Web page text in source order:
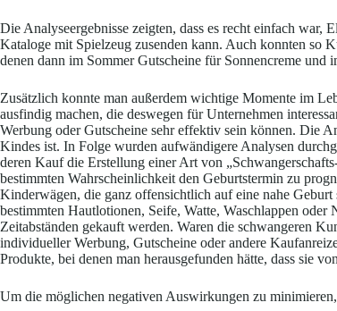
Die Analyseergebnisse zeigten, dass es recht einfach
Kataloge mit Spielzeug zusenden kann. Auch konnten so
denen dann im Sommer Gutscheine für Sonnencreme
Zusätzlich konnte man außerdem wichtige Momente im
ausfindig machen, die deswegen für Unternehmen
Werbung oder Gutscheine sehr effektiv sein können. Die
Kindes ist. In Folge wurden aufwändigere Analysen
deren Kauf die Erstellung einer Art von
bestimmten Wahrscheinlichkeit den Geburtstermin zu
Kinderwägen, die ganz offensichtlich auf eine nahe
bestimmten Hautlotionen, Seife, Watte, Waschlappen
Zeitabständen gekauft werden. Waren die schwangeren
individueller Werbung, Gutscheine oder andere
Produkte, bei denen man herausgefunden hätte, dass sie
Um die möglichen negativen Auswirkungen zu